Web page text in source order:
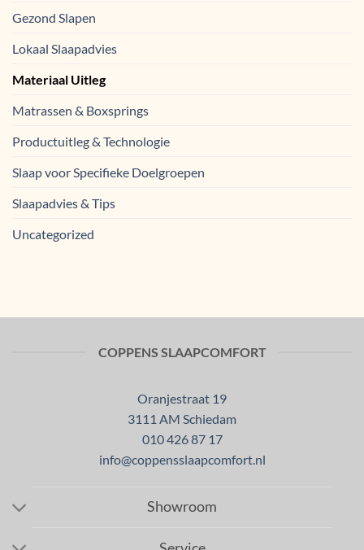
Gezond Slapen
Lokaal Slaapadvies
Materiaal Uitleg
Matrassen & Boxsprings
Productuitleg & Technologie
Slaap voor Specifieke Doelgroepen
Slaapadvies & Tips
Uncategorized
COPPENS SLAAPCOMFORT
Oranjestraat 19
3111 AM Schiedam
010 426 87 17
info@coppensslaapcomfort.nl
Showroom